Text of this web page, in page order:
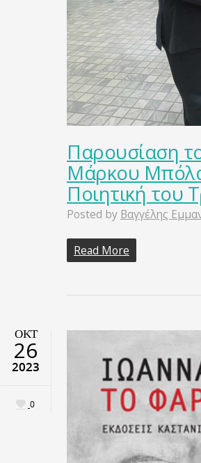
Παρουσίαση
Μάρκου
Ποιητική του
Posted by Βαγγέλης
Read More
ΟΚΤ
26
2023
0